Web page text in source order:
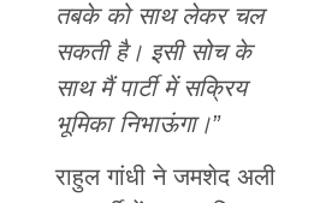
तबके को साथ लेकर चल
सकती है। इसी सोच के
साथ मैं पार्टी में सक्रिय
भूमिका निभाऊंगा।”
राहुल गांधी ने जमशेद अली